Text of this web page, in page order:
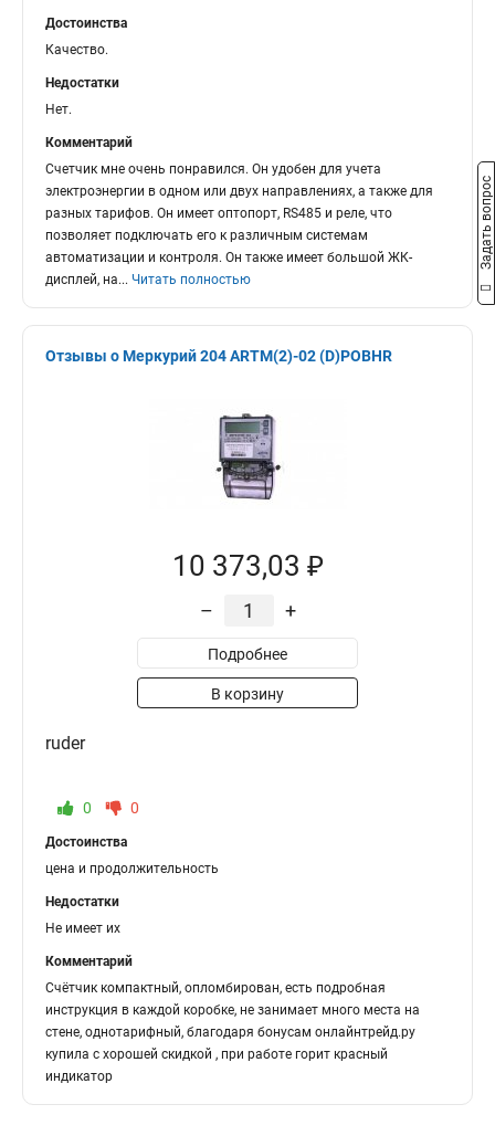
Достоинства
Качество.
Недостатки
Нет.
Комментарий
Счетчик мне очень понравился. Он удобен для учета
электроэнергии в одном или двух направлениях, а также для
разных тарифов. Он имеет оптопорт, RS485 и реле, что
позволяет подключать его к различным системам
автоматизации и контроля. Он также имеет большой ЖК-
дисплей, на... Читать полностью
Отзывы о Меркурий 204 ARTM(2)-02 (D)POBHR
10 373,03 ₽
– +
Подробнее
В корзину
ruder
0 0
Достоинства
цена и продолжительность
Недостатки
Не имеет их
Комментарий
Счётчик компактный, опломбирован, есть подробная
инструкция в каждой коробке, не занимает много места на
стене, однотарифный, благодаря бонусам онлайнтрейд.ру
купила с хорошей скидкой , при работе горит красный
индикатор
Задать вопрос